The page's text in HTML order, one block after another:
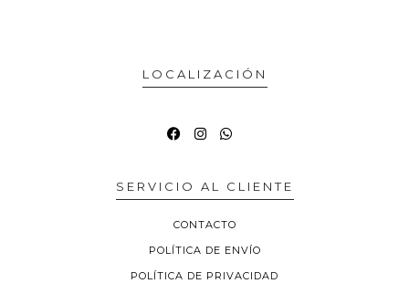
LOCALIZACIÓN
SERVICIO AL CLIENTE
CONTACTO
POLÍTICA DE ENVÍO
POLÍTICA DE PRIVACIDAD